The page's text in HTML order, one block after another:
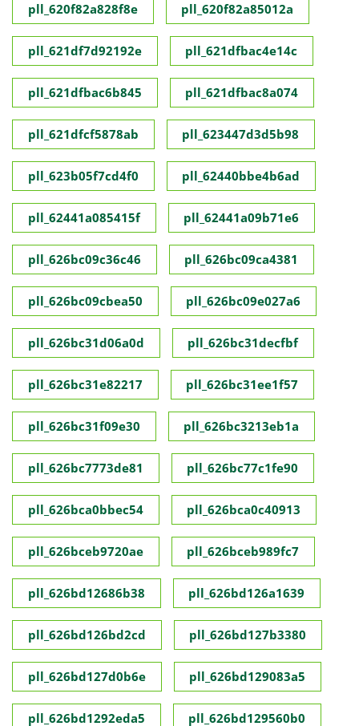
pll_620f82a828f8e pll_620f82a85012a
pll_621df7d92192e pll_621dfbac4e14c
pll_621dfbac6b845 pll_621dfbac8a074
pll_621dfcf5878ab pll_623447d3d5b98
pll_623b05f7cd4f0 pll_62440bbe4b6ad
pll_62441a085415f pll_62441a09b71e6
pll_626bc09c36c46 pll_626bc09ca4381
pll_626bc09cbea50 pll_626bc09e027a6
pll_626bc31d06a0d pll_626bc31decfbf
pll_626bc31e82217 pll_626bc31ee1f57
pll_626bc31f09e30 pll_626bc3213eb1a
pll_626bc7773de81 pll_626bc77c1fe90
pll_626bca0bbec54 pll_626bca0c40913
pll_626bceb9720ae pll_626bceb989fc7
pll_626bd12686b38 pll_626bd126a1639
pll_626bd126bd2cd pll_626bd127b3380
pll_626bd127d0b6e pll_626bd129083a5
pll_626bd1292eda5 pll_626bd129560b0